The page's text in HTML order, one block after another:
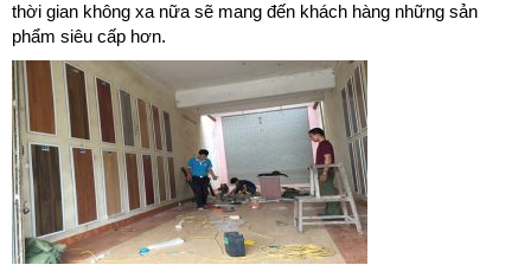
thời gian không xa nữa sẽ mang đến khách hàng những sản
phẩm siêu cấp hơn.